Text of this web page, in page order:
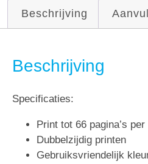
Beschrijving
Beschrijving
Specificaties:
Print tot 66 pagina’s
Dubbelzijdig printen
Gebruiksvriendelijk